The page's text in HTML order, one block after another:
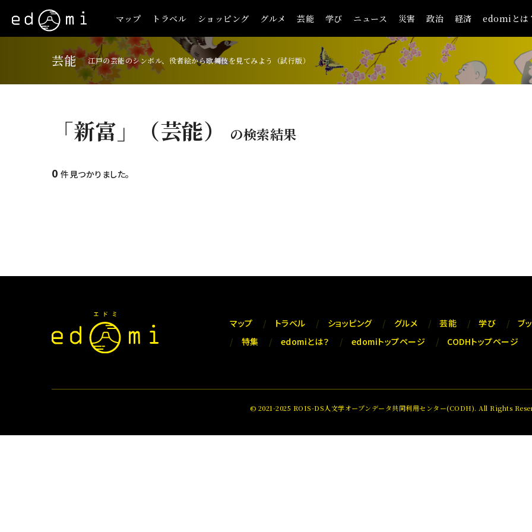
マップ トラベル ショッピング グルメ 芸能 学び ニュース 災害 政治 経済 edomiとは
芸能 江戸の芸能のシンボル、役者絵から歌舞伎を見てみよう（試行版）
「新富」（芸能） の検索結果
0 件見つかりました。
マップ トラベル ショッピング グルメ 芸能 学び
ブ
特集
edomiとは？ edomiトップページ CODHトップページ
© 2021-2025 ROIS-DS人文学オープンデータ共同利用センター(CODH). All Rights